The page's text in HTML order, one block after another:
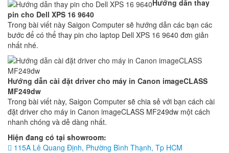
Hướng dẫn thay
pin cho Dell XPS 16 9640
Trong bài viết này Saigon Computer sẽ hướng dẫn các bạn các
bước để có thể thay pin cho laptop Dell XPS 16 9640 đơn giản
nhất nhé.
Hướng dẫn cài đặt driver cho máy in Canon imageCLASS
MF249dw
Trong bài viết này, Saigon Computer sẽ chia sẻ với bạn cách cài
đặt driver cho máy in Canon imageCLASS MF249dw một cách
nhanh chóng và dễ dàng nhất.
Hiện đang có tại showroom:
115A Lê Quang Định, Phường Bình Thạnh, Tp HCM